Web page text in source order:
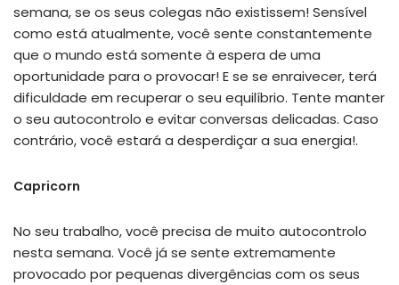
semana, se os seus colegas não existissem! Sensível
como está atualmente, você sente constantemente
que o mundo está somente à espera de uma
oportunidade para o provocar! E se se enraivecer, terá
dificuldade em recuperar o seu equilíbrio. Tente manter
o seu autocontrolo e evitar conversas delicadas. Caso
contrário, você estará a desperdiçar a sua energia!.
Capricorn
No seu trabalho, você precisa de muito autocontrolo
nesta semana. Você já se sente extremamente
provocado por pequenas divergências com os seus